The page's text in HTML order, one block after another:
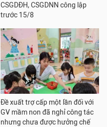
CSGDĐH, CSGDNN công lập
trước 15/8
Đề xuất trợ cấp một lần đối với
GV mầm non đã nghỉ công tác
nhưng chưa được hưởng chế